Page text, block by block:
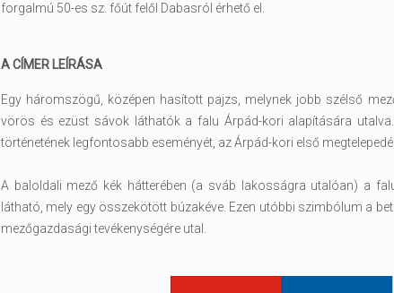
forgalmú 50-es sz. főút felől Dabasról érhető el.
A CÍMER LEÍRÁSA
Egy háromszögű, középen hasított pajzs, melynek jobb szélső
vörös és ezüst sávok láthatók a falu Árpád-kori alapítására
történetének legfontosabb eseményét, az Árpád-kori első
A baloldali mező kék hátterében (a sváb lakosságra utalóan) a
látható, mely egy összekötött búzakéve. Ezen utóbbi szimbólum a
mezőgazdasági tevékenységére utal.